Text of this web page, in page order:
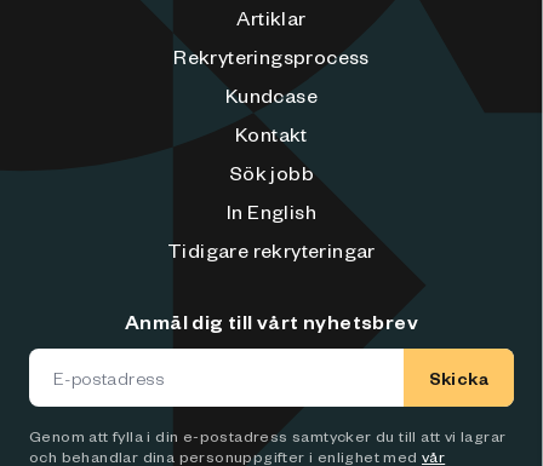
Artiklar
Rekryteringsprocess
Kundcase
Kontakt
Sök jobb
In English
Tidigare rekryteringar
Anmäl dig till vårt nyhetsbrev
Skicka
Genom att fylla i din e-postadress samtycker du till att vi lagrar
och behandlar dina personuppgifter i enlighet med vår